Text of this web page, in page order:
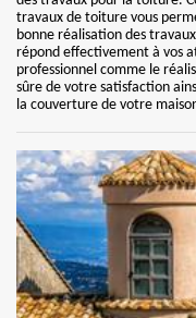
travaux de toiture vous
bonne réalisation des
répond effectivement à vos
professionnel comme le
sûre de votre satisfaction
la couverture de votre